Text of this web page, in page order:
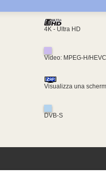
4K - Ultra HD
Video: MPEG-H/
Visualizza una
DVB-S